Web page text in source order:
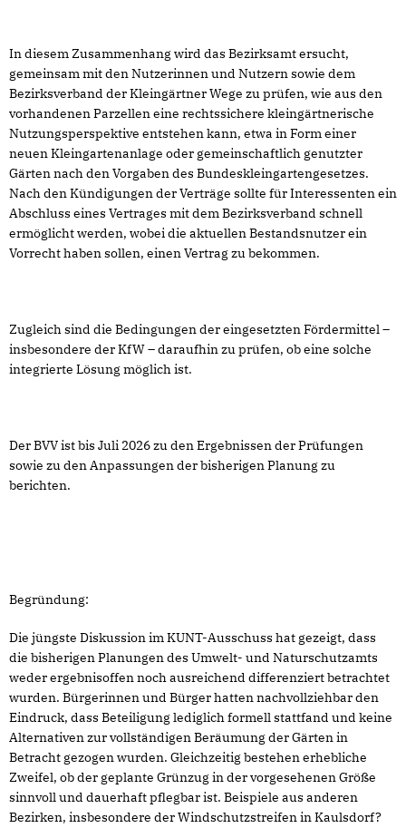
In diesem Zusammenhang wird das Bezirksamt ersucht,
gemeinsam mit den Nutzerinnen und Nutzern sowie dem
Bezirksverband der Kleingärtner Wege zu prüfen, wie aus den
vorhandenen Parzellen eine rechtssichere kleingärtnerische
Nutzungsperspektive entstehen kann, etwa in Form einer
neuen Kleingartenanlage oder gemeinschaftlich genutzter
Gärten nach den Vorgaben des Bundeskleingartengesetzes.
Nach den Kündigungen der Verträge sollte für Interessenten ein
Abschluss eines Vertrages mit dem Bezirksverband schnell
ermöglicht werden, wobei die aktuellen Bestandsnutzer ein
Vorrecht haben sollen, einen Vertrag zu bekommen.
Zugleich sind die Bedingungen der eingesetzten Fördermittel –
insbesondere der KfW – daraufhin zu prüfen, ob eine solche
integrierte Lösung möglich ist.
Der BVV ist bis Juli 2026 zu den Ergebnissen der Prüfungen
sowie zu den Anpassungen der bisherigen Planung zu
berichten.
Begründung:
Die jüngste Diskussion im KUNT-Ausschuss hat gezeigt, dass
die bisherigen Planungen des Umwelt- und Naturschutzamts
weder ergebnisoffen noch ausreichend differenziert betrachtet
wurden. Bürgerinnen und Bürger hatten nachvollziehbar den
Eindruck, dass Beteiligung lediglich formell stattfand und keine
Alternativen zur vollständigen Beräumung der Gärten in
Betracht gezogen wurden. Gleichzeitig bestehen erhebliche
Zweifel, ob der geplante Grünzug in der vorgesehenen Größe
sinnvoll und dauerhaft pflegbar ist. Beispiele aus anderen
Bezirken, insbesondere der Windschutzstreifen in Kaulsdorf?